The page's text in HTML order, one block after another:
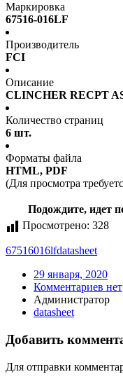
Маркировка
67516-016LF
Производитель
FCI
Описание
CLINCHER RECPT
Количество страниц
6 шт.
Форматы файла
HTML, PDF
(Для просмотра
Подождите, идет
Просмотрено: 328
67516016lfdatasheet
29 января, 2020
Комментариев нет
Администратор
datasheet
Добавить
Для отправки